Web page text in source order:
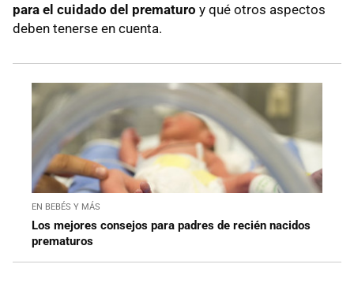
para el cuidado del prematuro y qué otros aspectos
deben tenerse en cuenta.
EN BEBÉS Y MÁS
Los mejores consejos para padres de recién nacidos
prematuros